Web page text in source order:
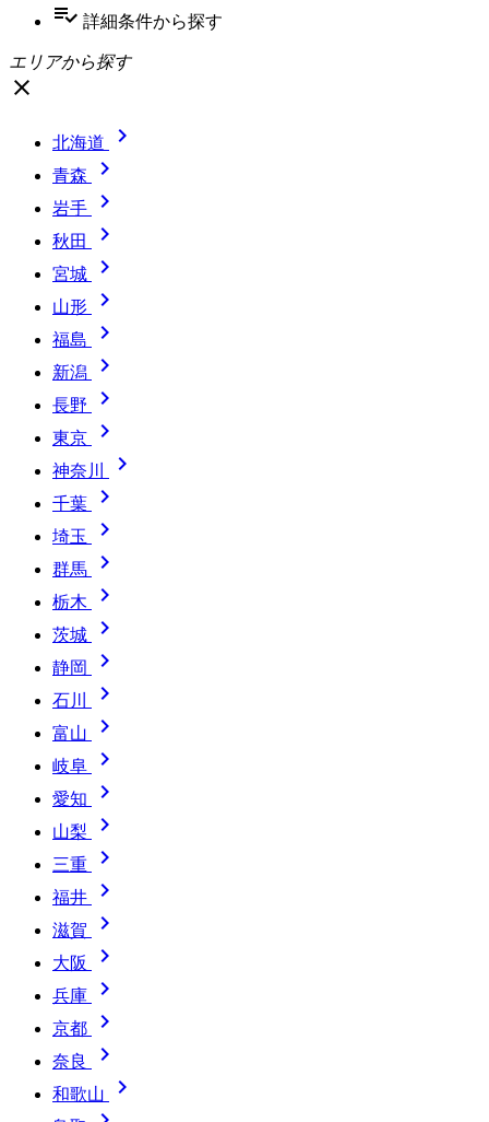
playlist_add_check 詳細条件から探す
エリアから探す
close
北海道 
青森 
岩手 
秋田 
宮城 
山形 
福島 
新潟 
長野 
東京 
神奈川 
千葉 
埼玉 
群馬 
栃木 
茨城 
静岡 
石川 
富山 
岐阜 
愛知 
山梨 
三重 
福井 
滋賀 
大阪 
兵庫 
京都 
奈良 
和歌山 